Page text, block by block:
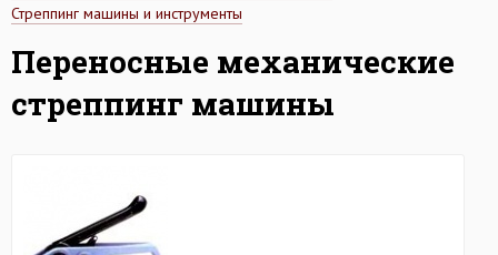
Стреппинг машины и инструменты
Переносные механические
стреппинг машины